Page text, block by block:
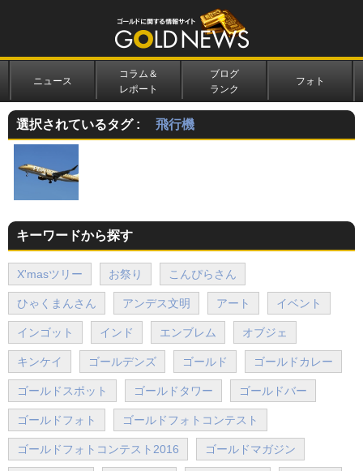
ニュース
コラム＆
レポート
ブログ
ランク
フォト
選択されているタグ : 飛行機
キーワードから探す
X'masツリー お祭り こんぴらさん
ひゃくまんさん アンデス文明 アート イベント
インゴット インド エンブレム オブジェ
キンケイ ゴールデンズ ゴールド ゴールドカレー
ゴールドスポット ゴールドタワー ゴールドバー
ゴールドフォト ゴールドフォトコンテスト
ゴールドフォトコンテスト2016 ゴールドマガジン